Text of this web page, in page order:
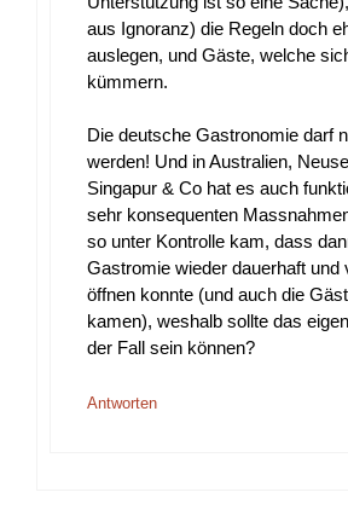
aus Ignoranz) die Regeln doch
auslegen, und Gäste, welche
kümmern.
Die deutsche Gastronomie darf
werden! Und in Australien,
Singapur & Co hat es auch
sehr konsequenten
so unter Kontrolle kam, dass
Gastromie wieder dauerhaft und
öffnen konnte (und auch die
kamen), weshalb sollte das
der Fall sein können?
Antworten